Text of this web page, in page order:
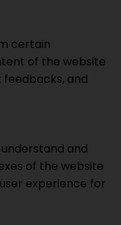
certain
of the website
and
and
of the website
experience for